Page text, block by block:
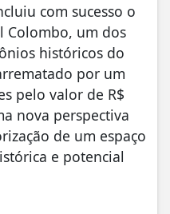
com sucesso o
Colombo, um dos
históricos do
por um
pelo valor de R$
nova perspectiva
de um espaço
e potencial